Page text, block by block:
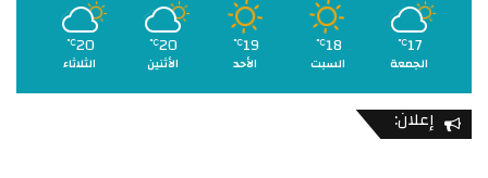
17
℃
الجمعة
18
℃
السبت
19
℃
الأحد
20
℃
الأثنين
20
℃
الثلاثاء
إعلان: